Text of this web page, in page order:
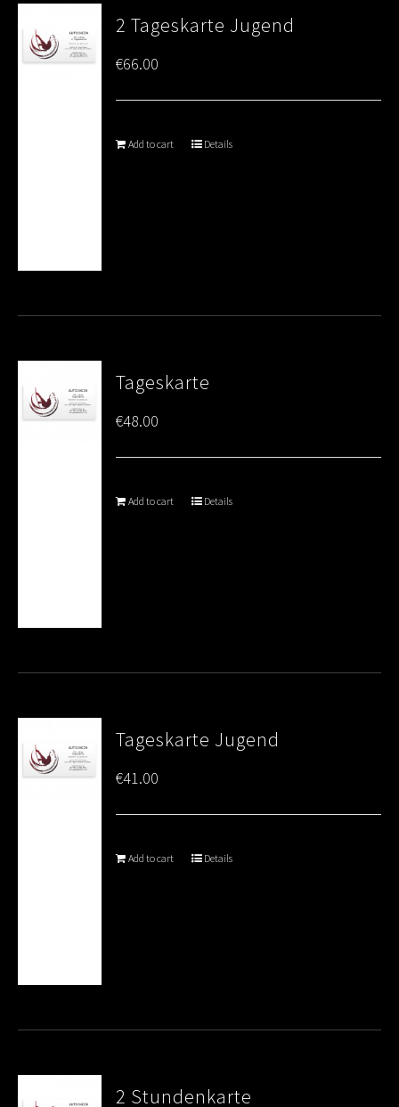
2 Tageskarte Jugend
€66.00
Add to cart Details
Tageskarte
€48.00
Add to cart Details
Tageskarte Jugend
€41.00
Add to cart Details
2 Stundenkarte